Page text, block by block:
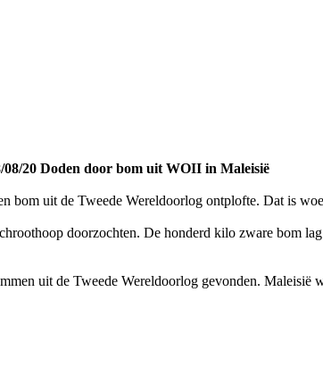
08/20 Doden door bom uit WOII in Maleisië
bom uit de Tweede Wereldoorlog ontplofte. Dat is
doorzochten. De honderd kilo zware bom
uit de Tweede Wereldoorlog gevonden. Maleisië